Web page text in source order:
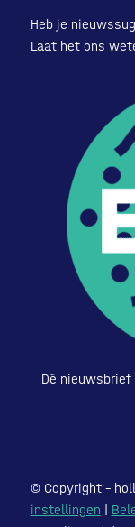
Heb je
Laat het ons
Dé
© Copyright –
instellingen |